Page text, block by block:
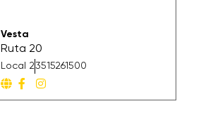
Vesta
Ruta 20
Local 23515261500